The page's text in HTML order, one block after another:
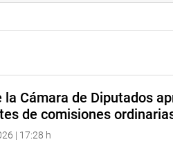
Moreira de Lemos expresó
como pilar fundamental de la
fue demostrar el interés sincero
existen intereses económicos
de empresas de su país en
la Cámara de Diputados
de comisiones
| 17:28 h